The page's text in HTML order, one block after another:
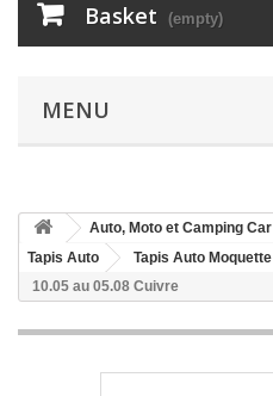
Basket (empty)
MENU
Auto, Moto et Camping Car
Tapis Auto
Tapis Auto Moquette
10.05 au 05.08 Cuivre